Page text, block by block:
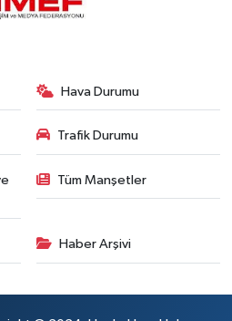
Hava Durumu
Trafik Durumu
Tüm Manşetler
Haber Arşivi